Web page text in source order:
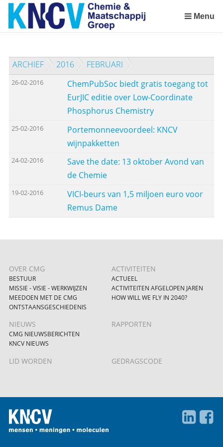
Sla
links
over
de
inhoud
menu
Menu
ARCHIEF 2016 FEBRUARI
26-02-2016
ChemPubSoc biedt gratis toegang tot
EurJIC editie over Low-Coordinate
Phosphorus Chemistry
25-02-2016
Portemonneevoordeel: KNCV
wijnpakketten
24-02-2016
Save the date: 13 oktober Avond van
de Chemie
19-02-2016
VICI-beurs van 1,5 miljoen euro voor
Remus Dame
OVER CMG
BESTUUR
MISSIE - VISIE - WERKWIJZEN
MEEDOEN MET DE CMG
ONTSTAANSGESCHIEDENIS
ACTIVITEITEN
ACTUEEL
ACTIVITEITEN AFGELOPEN JAREN
HOW WILL WE FLY IN 2040?
NIEUWS
CMG NIEUWSBERICHTEN
KNCV NIEUWS
RAPPORTEN
LID WORDEN GEDRAGSCODE